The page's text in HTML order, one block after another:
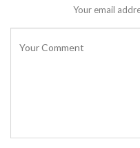
Your email